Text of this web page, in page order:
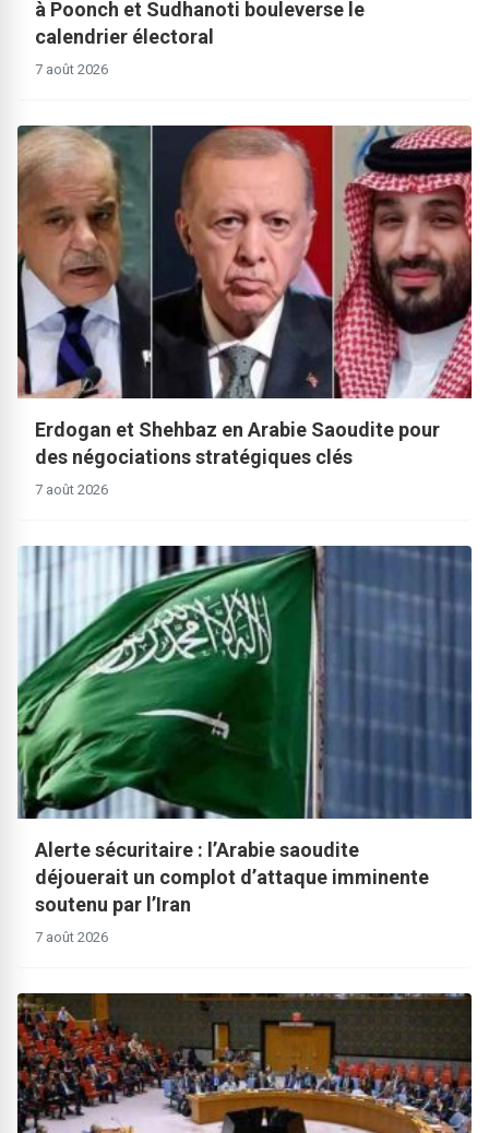
à Poonch et Sudhanoti bouleverse le
calendrier électoral
7 août 2026
Erdogan et Shehbaz en Arabie Saoudite pour
des négociations stratégiques clés
7 août 2026
Alerte sécuritaire : l’Arabie saoudite
déjouerait un complot d’attaque imminente
soutenu par l’Iran
7 août 2026